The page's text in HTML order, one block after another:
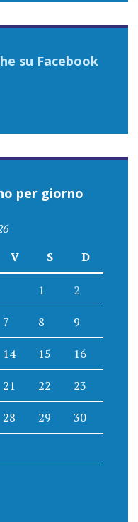
su Facebook
per giorno
V S D
1 2
7 8 9
14 15 16
21 22 23
28 29 30